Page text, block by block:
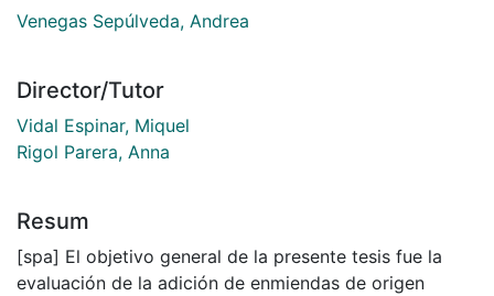
Venegas Sepúlveda, Andrea
Director/Tutor
Vidal Espinar, Miquel
Rigol Parera, Anna
Resum
[spa] El objetivo general de la presente tesis fue la
evaluación de la adición de enmiendas de origen